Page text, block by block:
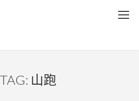
TAG: 山跑